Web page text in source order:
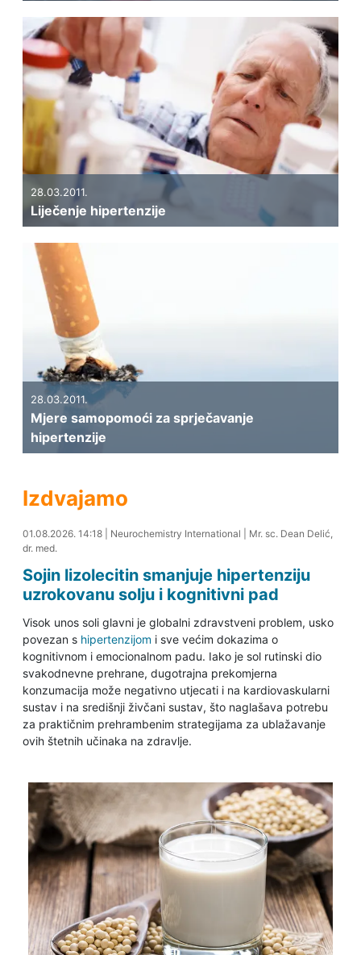
28.03.2011.
Liječenje hipertenzije
28.03.2011.
Mjere samopomoći za sprječavanje
hipertenzije
Izdvajamo
01.08.2026. 14:27
01.08.2026. 14:18| Neurochemistry International
Mr. sc. Dean Delić,
dr. med.
Sojin lizolecitin smanjuje hipertenziju
uzrokovanu solju i kognitivni pad
Visok unos soli glavni je globalni zdravstveni problem, usko
povezan s hipertenzijom i sve većim dokazima o
kognitivnom i emocionalnom padu. Iako je sol rutinski dio
svakodnevne prehrane, dugotrajna prekomjerna
konzumacija može negativno utjecati i na kardiovaskularni
sustav i na središnji živčani sustav, što naglašava potrebu
za praktičnim prehrambenim strategijama za ublažavanje
ovih štetnih učinaka na zdravlje.